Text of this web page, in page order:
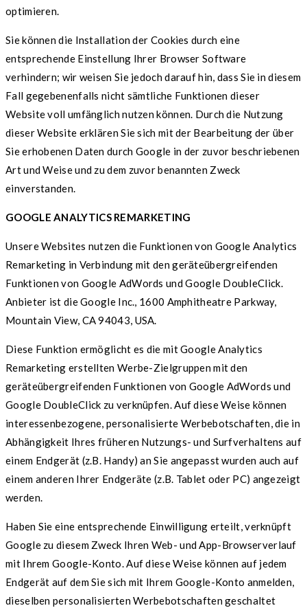
optimieren.
Sie können die Installation der Cookies durch eine
entsprechende Einstellung Ihrer Browser Software
verhindern; wir weisen Sie jedoch darauf hin, dass Sie in diesem
Fall gegebenenfalls nicht sämtliche Funktionen dieser
Website voll umfänglich nutzen können. Durch die Nutzung
dieser Website erklären Sie sich mit der Bearbeitung der über
Sie erhobenen Daten durch Google in der zuvor beschriebenen
Art und Weise und zu dem zuvor benannten Zweck
einverstanden.
GOOGLE ANALYTICS REMARKETING
Unsere Websites nutzen die Funktionen von Google Analytics
Remarketing in Verbindung mit den geräteübergreifenden
Funktionen von Google AdWords und Google DoubleClick.
Anbieter ist die Google Inc., 1600 Amphitheatre Parkway,
Mountain View, CA 94043, USA.
Diese Funktion ermöglicht es die mit Google Analytics
Remarketing erstellten Werbe-Zielgruppen mit den
geräteübergreifenden Funktionen von Google AdWords und
Google DoubleClick zu verknüpfen. Auf diese Weise können
interessenbezogene, personalisierte Werbebotschaften, die in
Abhängigkeit Ihres früheren Nutzungs- und Surfverhaltens auf
einem Endgerät (z.B. Handy) an Sie angepasst wurden auch auf
einem anderen Ihrer Endgeräte (z.B. Tablet oder PC) angezeigt
werden.
Haben Sie eine entsprechende Einwilligung erteilt, verknüpft
Google zu diesem Zweck Ihren Web- und App-Browserverlauf
mit Ihrem Google-Konto. Auf diese Weise können auf jedem
Endgerät auf dem Sie sich mit Ihrem Google-Konto anmelden,
dieselben personalisierten Werbebotschaften geschaltet